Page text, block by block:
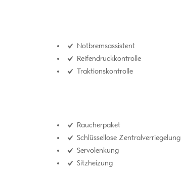
Notbremsassistent
Reifendruckkontrolle
Traktionskontrolle
Raucherpaket
Schlüssellose Zentralverriegelung
Servolenkung
Sitzheizung